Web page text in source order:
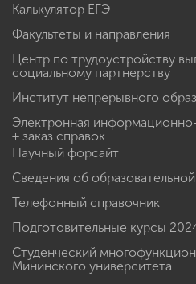
Калькулятор ЕГЭ
Факультеты и направления
Центр по трудоустройству
социальному партнерству
Институт непрерывного
Электронная
+ заказ справок
Научный форсайт
Сведения об
Телефонный справочник
Подготовительные курсы
Студенческий
Мининского университета